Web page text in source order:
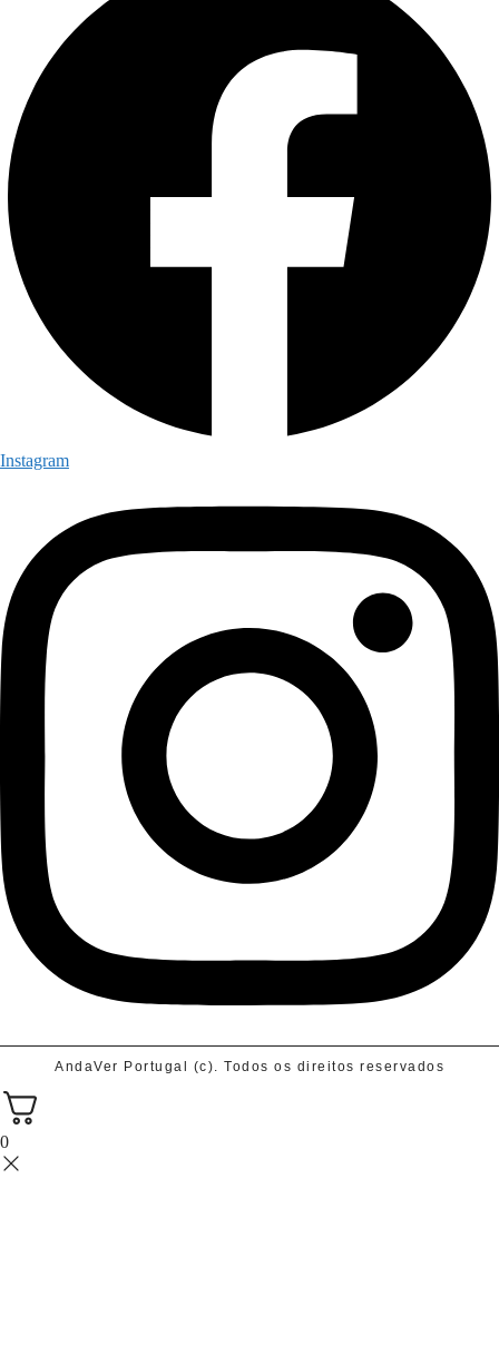
Instagram
AndaVer Portugal (c). Todos os direitos reservados
0